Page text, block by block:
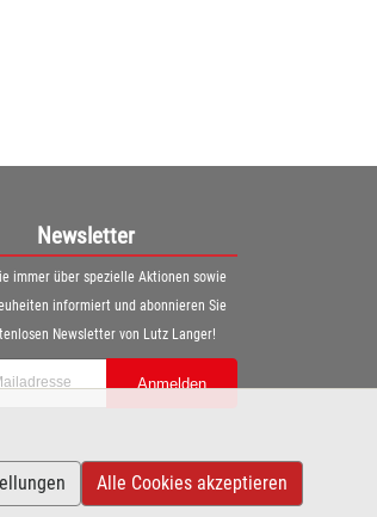
Alle Cookies akzeptieren
Newsletter
immer über spezielle Aktionen sowie
informiert und abonnieren Sie
Newsletter von Lutz Langer!
Anmelden